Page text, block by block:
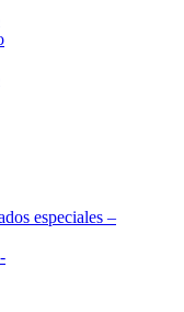
especiales –